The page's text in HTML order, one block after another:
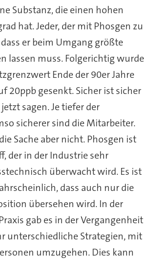
Substanz, die einen hohen
hat. Jeder, der mit Phosgen zu
er beim Umgang größte
lassen muss. Folgerichtig wurde
Ende der 90er Jahre
20ppb gesenkt. Sicher ist sicher
sagen. Je tiefer der
sicherer sind die Mitarbeiter.
Sache aber nicht. Phosgen ist
der in der Industrie sehr
überwacht wird. Es ist
dass auch nur die
übersehen wird. In der
gab es in der Vergangenheit
unterschiedliche Strategien, mit
umzugehen. Dies kann